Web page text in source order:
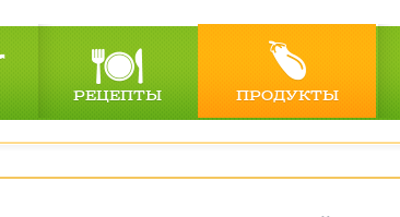
РЕЦЕПТЫ ПРОДУКТЫ